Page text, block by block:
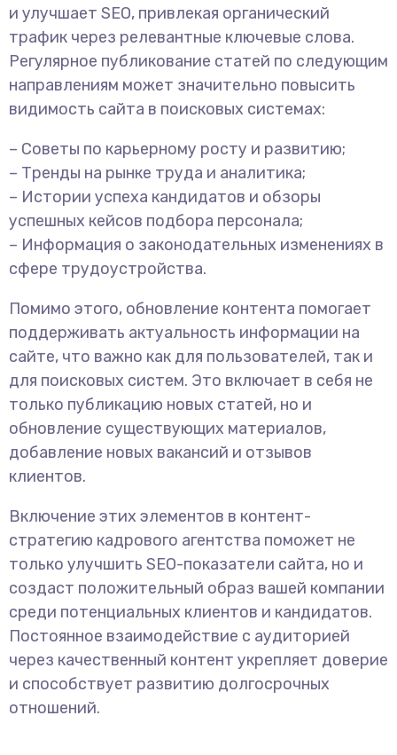
и улучшает SEO, привлекая органический
трафик через релевантные ключевые слова.
Регулярное публикование статей по следующим
направлениям может значительно повысить
видимость сайта в поисковых системах:
– Советы по карьерному росту и развитию;
– Тренды на рынке труда и аналитика;
– Истории успеха кандидатов и обзоры
успешных кейсов подбора персонала;
– Информация о законодательных изменениях в
сфере трудоустройства.
Помимо этого, обновление контента помогает
поддерживать актуальность информации на
сайте, что важно как для пользователей, так и
для поисковых систем. Это включает в себя не
только публикацию новых статей, но и
обновление существующих материалов,
добавление новых вакансий и отзывов
клиентов.
Включение этих элементов в контент-
стратегию кадрового агентства поможет не
только улучшить SEO-показатели сайта, но и
создаст положительный образ вашей компании
среди потенциальных клиентов и кандидатов.
Постоянное взаимодействие с аудиторией
через качественный контент укрепляет доверие
и способствует развитию долгосрочных
отношений.